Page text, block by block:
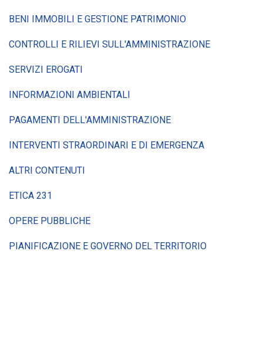
BENI IMMOBILI E GESTIONE PATRIMONIO
CONTROLLI E RILIEVI SULL'AMMINISTRAZIONE
SERVIZI EROGATI
INFORMAZIONI AMBIENTALI
PAGAMENTI DELL'AMMINISTRAZIONE
INTERVENTI STRAORDINARI E DI EMERGENZA
ALTRI CONTENUTI
ETICA 231
OPERE PUBBLICHE
PIANIFICAZIONE E GOVERNO DEL TERRITORIO